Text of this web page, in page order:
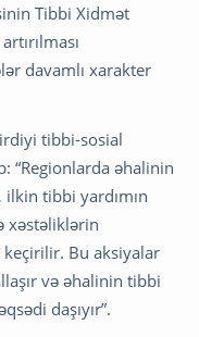
Tibbi Xidmət
davamlı xarakter
tibbi-sosial
“Regionlarda əhalinin
tibbi yardımın
xəstəliklərin
Bu aksiyalar
və əhalinin tibbi
daşıyır”.